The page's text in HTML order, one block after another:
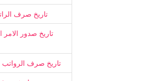
تاريخ صرف
تاريخ صدور الامر
تاريخ صرف الرواتب